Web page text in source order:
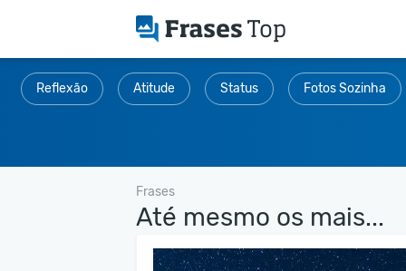
Reflexão Atitude Status Fotos Sozinha
Frases
Até mesmo os mais...